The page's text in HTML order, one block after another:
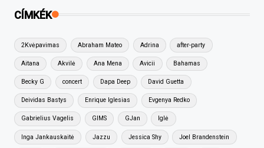
CÍMKÉK
2Kvėpavimas Abraham Mateo Adrina after-party
Aitana Akvilė Ana Mena Avicii Bahamas
Becky G concert Dapa Deep David Guetta
Deividas Bastys Enrique Iglesias Evgenya Redko
Gabrielius Vagelis GIMS GJan Iglė
Inga Jankauskaitė Jazzu Jessica Shy Joel Brandenstein